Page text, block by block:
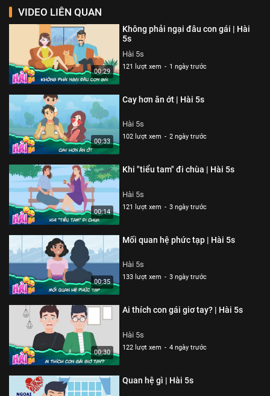
Thể loại :HÀI HƯỚC
VIDEO LIÊN QUAN
00:29
Không phải ngại đâu con gái | Hài
5s
Hài 5s
121 lượt xem - 1 ngày trước
00:33
Cay hơn ăn ớt | Hài 5s
Hài 5s
102 lượt xem - 2 ngày trước
00:14
Khi "tiểu tam" đi chùa | Hài 5s
Hài 5s
121 lượt xem - 3 ngày trước
00:35
Mối quan hệ phức tạp | Hài 5s
Hài 5s
133 lượt xem - 3 ngày trước
00:30
Ai thích con gái giơ tay? | Hài 5s
Hài 5s
122 lượt xem - 4 ngày trước
Quan hệ gì | Hài 5s